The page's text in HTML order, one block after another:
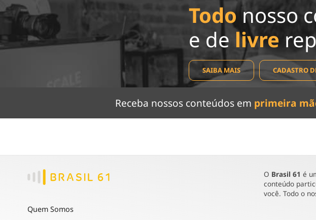
Todonosso
e de livre
SAIBA MAIS CADASTRO
Receba nossos conteúdos em primeira
Quem Somos
O Brasil 61 é
conteúdo
você. Todo o